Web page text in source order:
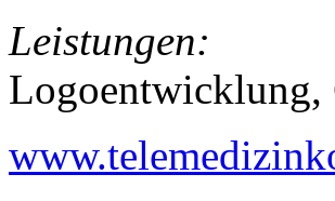
Leistungen:
Logoentwicklung,